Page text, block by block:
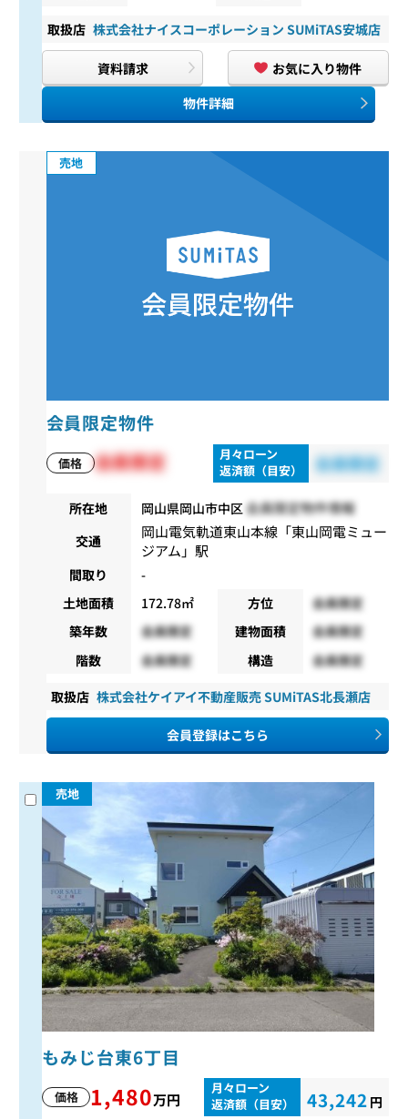
取扱店 株式会社ナイスコーポレーション SUMiTAS安城店
資料請求
お気に入り物件
物件詳細
売地
会員限定物件
価格 会員限定
月々ローン
返済額（目安）
会員限定
所在地 岡山県岡山市中区 会員限定物件情報
交通 岡山電気軌道東山本線「東山岡電ミュー
ジアム 」駅
間取り
-
土地面積
172.78㎡ 方位
会員限定
築年数
会員限定 建物面積
会員限定
階数
会員限定 構造 会員限定
取扱店 株式会社ケイアイ不動産販売 SUMiTAS北長瀬店
会員登録はこちら
売地
もみじ台東6丁目
価格 1,480万円
月々ローン
返済額（目安）
43,242 円